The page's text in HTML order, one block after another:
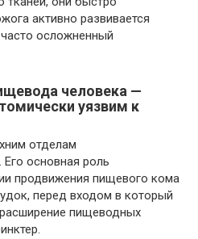
активно развивается
осложненный
человека —
уязвим к
отделам
Его основная роль
продвижения пищевого кома
перед входом в который
пищеводных